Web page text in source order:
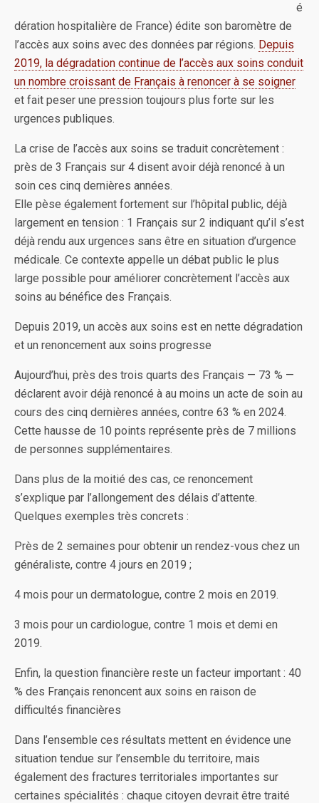
é
dération hospitalière de France) édite son baromètre de
l’accès aux soins avec des données par régions. Depuis
2019, la dégradation continue de l’accès aux soins conduit
un nombre croissant de Français à renoncer à se soigner
et fait peser une pression toujours plus forte sur les
urgences publiques.
La crise de l’accès aux soins se traduit concrètement :
près de 3 Français sur 4 disent avoir déjà renoncé à un
soin ces cinq dernières années.
Elle pèse également fortement sur l’hôpital public, déjà
largement en tension : 1 Français sur 2 indiquant qu’il s’est
déjà rendu aux urgences sans être en situation d’urgence
médicale. Ce contexte appelle un débat public le plus
large possible pour améliorer concrètement l’accès aux
soins au bénéfice des Français.
Depuis 2019, un accès aux soins est en nette dégradation
et un renoncement aux soins progresse
Aujourd’hui, près des trois quarts des Français — 73 % —
déclarent avoir déjà renoncé à au moins un acte de soin au
cours des cinq dernières années, contre 63 % en 2024.
Cette hausse de 10 points représente près de 7 millions
de personnes supplémentaires.
Dans plus de la moitié des cas, ce renoncement
s’explique par l’allongement des délais d’attente.
Quelques exemples très concrets :
Près de 2 semaines pour obtenir un rendez-vous chez un
généraliste, contre 4 jours en 2019 ;
4 mois pour un dermatologue, contre 2 mois en 2019.
3 mois pour un cardiologue, contre 1 mois et demi en
2019.
Enfin, la question financière reste un facteur important : 40
% des Français renoncent aux soins en raison de
difficultés financières
Dans l’ensemble ces résultats mettent en évidence une
situation tendue sur l’ensemble du territoire, mais
également des fractures territoriales importantes sur
certaines spécialités : chaque citoyen devrait être traité